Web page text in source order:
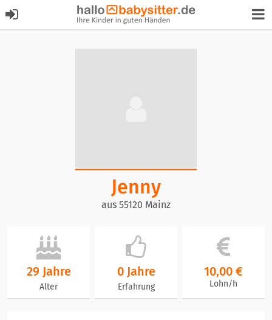
Jenny
aus 55120 Mainz
29 Jahre
Alter
0 Jahre
Erfahrung
10,00 €
Lohn/h